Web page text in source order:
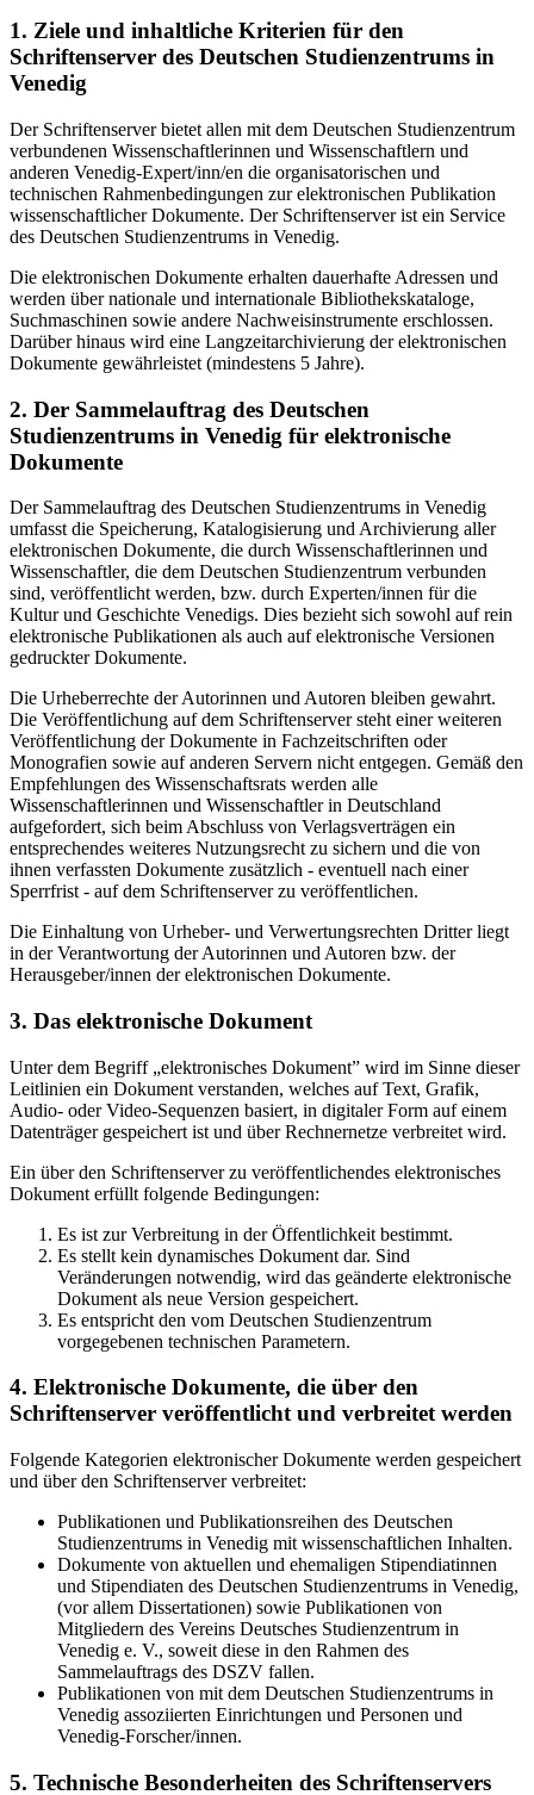
1. Ziele und inhaltliche Kriterien für den
Schriftenserver des Deutschen Studienzentrums in
Venedig
Der Schriftenserver bietet allen mit dem Deutschen Studienzentrum
verbundenen Wissenschaftlerinnen und Wissenschaftlern und
anderen Venedig-Expert/inn/en die organisatorischen und
technischen Rahmenbedingungen zur elektronischen Publikation
wissenschaftlicher Dokumente. Der Schriftenserver ist ein Service
des Deutschen Studienzentrums in Venedig.
Die elektronischen Dokumente erhalten dauerhafte Adressen und
werden über nationale und internationale Bibliothekskataloge,
Suchmaschinen sowie andere Nachweisinstrumente erschlossen.
Darüber hinaus wird eine Langzeitarchivierung der elektronischen
Dokumente gewährleistet (mindestens 5 Jahre).
2. Der Sammelauftrag des Deutschen
Studienzentrums in Venedig für elektronische
Dokumente
Der Sammelauftrag des Deutschen Studienzentrums in Venedig
umfasst die Speicherung, Katalogisierung und Archivierung aller
elektronischen Dokumente, die durch Wissenschaftlerinnen und
Wissenschaftler, die dem Deutschen Studienzentrum verbunden
sind, veröffentlicht werden, bzw. durch Experten/innen für die
Kultur und Geschichte Venedigs. Dies bezieht sich sowohl auf rein
elektronische Publikationen als auch auf elektronische Versionen
gedruckter Dokumente.
Die Urheberrechte der Autorinnen und Autoren bleiben gewahrt.
Die Veröffentlichung auf dem Schriftenserver steht einer weiteren
Veröffentlichung der Dokumente in Fachzeitschriften oder
Monografien sowie auf anderen Servern nicht entgegen. Gemäß den
Empfehlungen des Wissenschaftsrats werden alle
Wissenschaftlerinnen und Wissenschaftler in Deutschland
aufgefordert, sich beim Abschluss von Verlagsverträgen ein
entsprechendes weiteres Nutzungsrecht zu sichern und die von
ihnen verfassten Dokumente zusätzlich - eventuell nach einer
Sperrfrist - auf dem Schriftenserver zu veröffentlichen.
Die Einhaltung von Urheber- und Verwertungsrechten Dritter liegt
in der Verantwortung der Autorinnen und Autoren bzw. der
Herausgeber/innen der elektronischen Dokumente.
3. Das elektronische Dokument
Unter dem Begriff „elektronisches Dokument” wird im Sinne dieser
Leitlinien ein Dokument verstanden, welches auf Text, Grafik,
Audio- oder Video-Sequenzen basiert, in digitaler Form auf einem
Datenträger gespeichert ist und über Rechnernetze verbreitet wird.
Ein über den Schriftenserver zu veröffentlichendes elektronisches
Dokument erfüllt folgende Bedingungen:
Es ist zur Verbreitung in der Öffentlichkeit bestimmt.
Es stellt kein dynamisches Dokument dar. Sind
Veränderungen notwendig, wird das geänderte elektronische
Dokument als neue Version gespeichert.
Es entspricht den vom Deutschen Studienzentrum
vorgegebenen technischen Parametern.
4. Elektronische Dokumente, die über den
Schriftenserver veröffentlicht und verbreitet werden
Folgende Kategorien elektronischer Dokumente werden gespeichert
und über den Schriftenserver verbreitet:
Publikationen und Publikationsreihen des Deutschen
Studienzentrums in Venedig mit wissenschaftlichen Inhalten.
Dokumente von aktuellen und ehemaligen Stipendiatinnen
und Stipendiaten des Deutschen Studienzentrums in Venedig,
(vor allem Dissertationen) sowie Publikationen von
Mitgliedern des Vereins Deutsches Studienzentrum in
Venedig e. V., soweit diese in den Rahmen des
Sammelauftrags des DSZV fallen.
Publikationen von mit dem Deutschen Studienzentrums in
Venedig assoziierten Einrichtungen und Personen und
Venedig-Forscher/innen.
5. Technische Besonderheiten des Schriftenservers